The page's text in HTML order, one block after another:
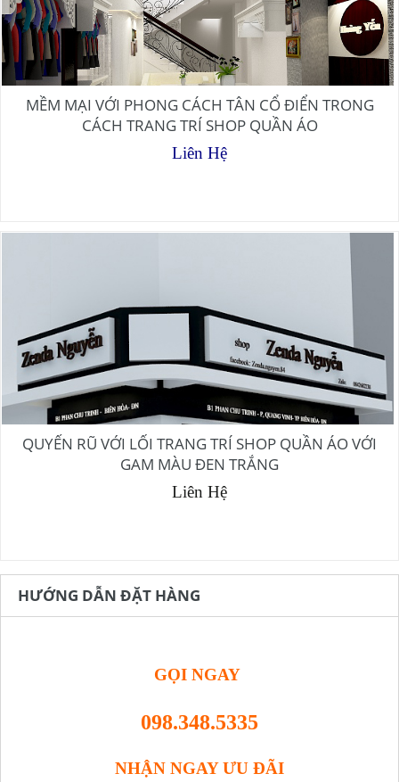
MỀM MẠI VỚI PHONG CÁCH TÂN CỔ ĐIỂN TRONG
CÁCH TRANG TRÍ SHOP QUẦN ÁO
Liên Hệ
QUYẾN RŨ VỚI LỐI TRANG TRÍ SHOP QUẦN ÁO VỚI
GAM MÀU ĐEN TRẮNG
Liên Hệ
HƯỚNG DẪN ĐẶT HÀNG
GỌI NGAY
098.348.5335
NHẬN NGAY ƯU ĐÃI